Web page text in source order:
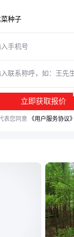
立即获取报价
表您同意 《用户服务协议》